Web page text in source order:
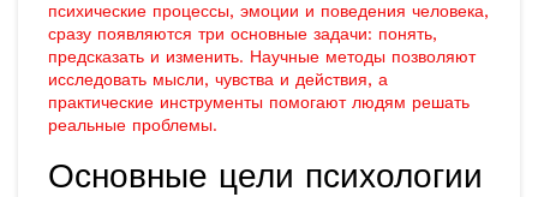
психические процессы, эмоции и поведения человека,
сразу появляются три основные задачи: понять,
предсказать и изменить. Научные методы позволяют
исследовать мысли, чувства и действия, а
практические инструменты помогают людям решать
реальные проблемы.
Основные цели психологии